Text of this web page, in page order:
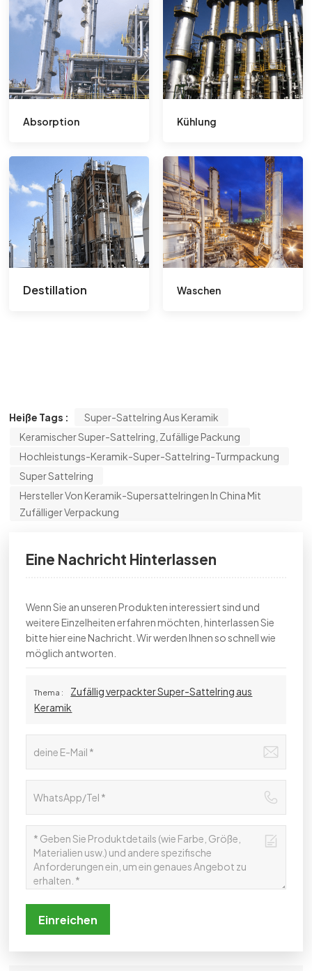
Absorption Kühlung
Destillation Waschen
Heiße Tags :
Super-Sattelring Aus Keramik
Keramischer Super-Sattelring, Zufällige Packung
Hochleistungs-Keramik-Super-Sattelring-Turmpackung
Super Sattelring
Hersteller Von Keramik-Supersattelringen In China Mit
Zufälliger Verpackung
Eine Nachricht Hinterlassen
Wenn Sie an unseren Produkten interessiert sind und
weitere Einzelheiten erfahren möchten, hinterlassen Sie
bitte hier eine Nachricht. Wir werden Ihnen so schnell wie
möglich antworten.
Thema :
Zufällig verpackter Super-Sattelring aus
Keramik
Einreichen